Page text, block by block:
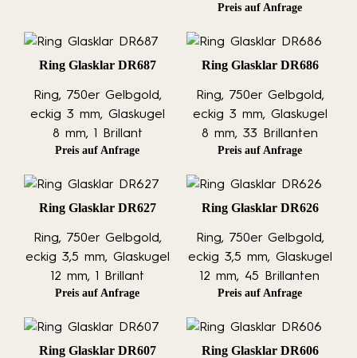
Preis auf Anfrage
Ring Glasklar DR687
Ring, 750er Gelbgold,
eckig 3 mm, Glaskugel
8 mm, 1 Brillant
Preis auf Anfrage
Ring Glasklar DR686
Ring, 750er Gelbgold,
eckig 3 mm, Glaskugel
8 mm, 33 Brillanten
Preis auf Anfrage
Ring Glasklar DR627
Ring, 750er Gelbgold,
eckig 3,5 mm, Glaskugel
12 mm, 1 Brillant
Preis auf Anfrage
Ring Glasklar DR626
Ring, 750er Gelbgold,
eckig 3,5 mm, Glaskugel
12 mm, 45 Brillanten
Preis auf Anfrage
Ring Glasklar DR607 Ring Glasklar DR606